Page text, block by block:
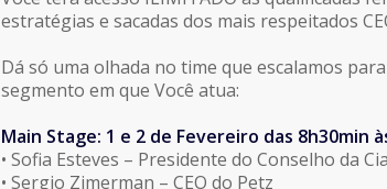
estratégias e sacadas dos mais respeitados
Dá só uma olhada no time que escalamos
segmento em que Você atua:
Main Stage: 1 e 2 de Fevereiro das 8h30min
• Sofia Esteves – Presidente do Conselho da
• Sergio Zimerman – CEO do Petz